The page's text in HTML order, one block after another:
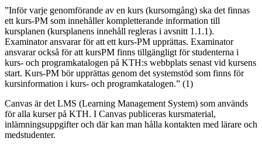
”Inför varje genomförande av en kurs (kursomgång) ska det finnas
ett kurs-PM som innehåller kompletterande information till
kursplanen (kursplanens innehåll regleras i avsnitt 1.1.1).
Examinator ansvarar för att ett kurs-PM upprättas. Examinator
ansvarar också för att kursPM finns tillgängligt för studenterna i
kurs- och programkatalogen på KTH:s webbplats senast vid kursens
start. Kurs-PM bör upprättas genom det systemstöd som finns för
kursinformation i kurs- och programkatalogen.” (1)
Canvas är det LMS (Learning Management System) som används
för alla kurser på KTH. I Canvas publiceras kursmaterial,
inlämningsuppgifter och där kan man hålla kontakten med lärare och
medstudenter.